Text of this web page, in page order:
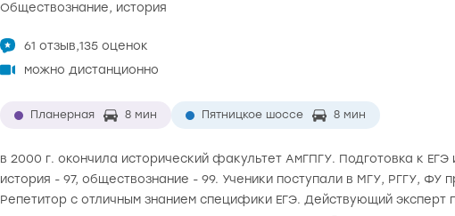
обществознание, история
61 отзыв,135 оценок
можно дистанционно
Планерная 8 мин Пятницкое шоссе 8 мин
в 2000 г. окончила исторический факультет АмГПГУ. Подготовка к
история - 97, обществознание - 99. Ученики поступали в МГУ, РГГУ,
Репетитор с отличным знанием специфики ЕГЭ. Действующий